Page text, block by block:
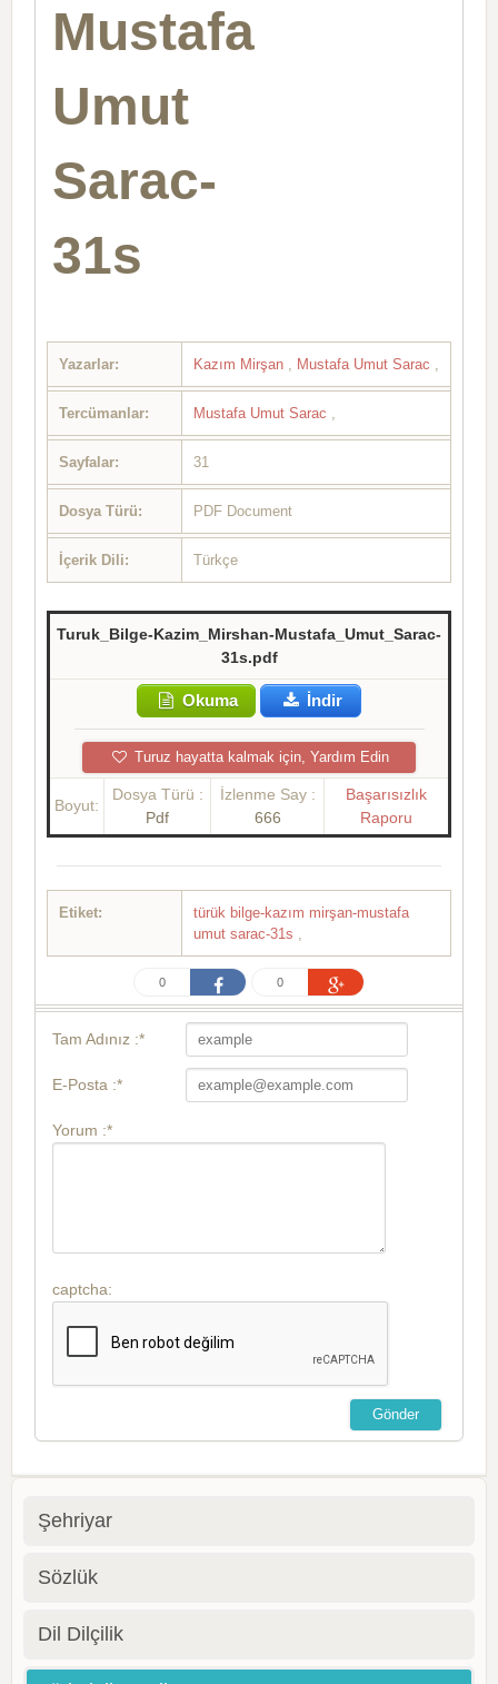
Mustafa
Umut
Sarac-
31s
Yazarlar: Kazım Mirşan Mustafa Umut Sarac
Tercümanlar: Mustafa Umut Sarac
Sayfalar: 31
Dosya Türü: PDF Document
İçerik Dili: Türkçe
Turuk_Bilge-Kazim_Mirshan-Mustafa_Umut_Sarac-
31s.pdf
Okuma İndir
Turuz hayatta kalmak için, Yardım Edin
Boyut:
Dosya Türü :
Pdf
İzlenme Say :
666
Başarısızlık
Raporu
Etiket:
türük bilge-kazım mirşan-mustafa
umut sarac-31s
0 0
Tam Adınız :*
E-Posta :*
Yorum :*
captcha:
Şehriyar
Sözlük
Dil Dilçilik